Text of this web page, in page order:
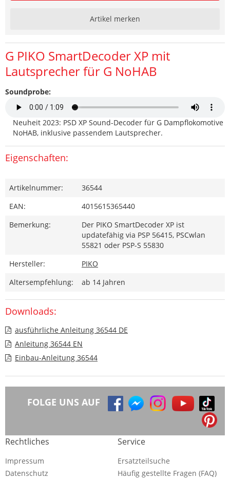
Artikel merken
G PIKO SmartDecoder XP mit
Lautsprecher für G NoHAB
Soundprobe:
Neuheit 2023: PSD XP Sound-Decoder für G Dampflokomotive
NoHAB, inklusive passendem Lautsprecher.
Eigenschaften:
Artikelnummer:
36544
EAN:
4015615365440
Bemerkung:
Der PIKO SmartDecoder XP ist
updatefähig via PSP 56415, PSCwlan
55821 oder PSP-S 55830
Hersteller:
PIKO
Altersempfehlung:
ab 14 Jahren
Downloads:
ausführliche Anleitung 36544 DE
Anleitung 36544 EN
Einbau-Anleitung 36544
FOLGE UNS AUF
Rechtliches
Impressum
Datenschutz
Service
Ersatzteilsuche
Häufig gestellte Fragen (FAQ)